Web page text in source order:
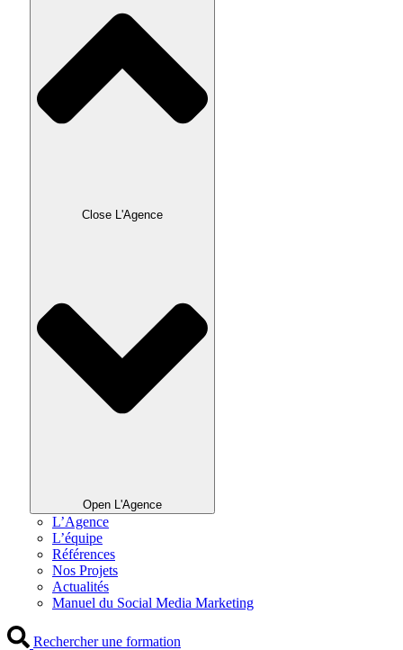
Close L'Agence
Open L'Agence
L’Agence
L’équipe
Références
Nos Projets
Actualités
Manuel du Social Media Marketing
Rechercher une formation